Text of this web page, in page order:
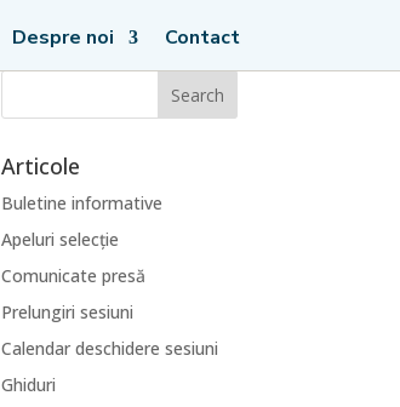
Despre noi Contact
Articole
Buletine informative
Apeluri selecție
Comunicate presă
Prelungiri sesiuni
Calendar deschidere sesiuni
Ghiduri